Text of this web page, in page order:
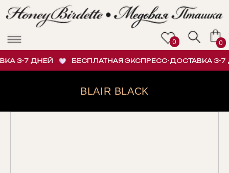
3-7 ДНЕЙ БЕСПЛАТНАЯ ЭКСПРЕСС-ДОСТАВКА 3-7
BLAIR BLACK